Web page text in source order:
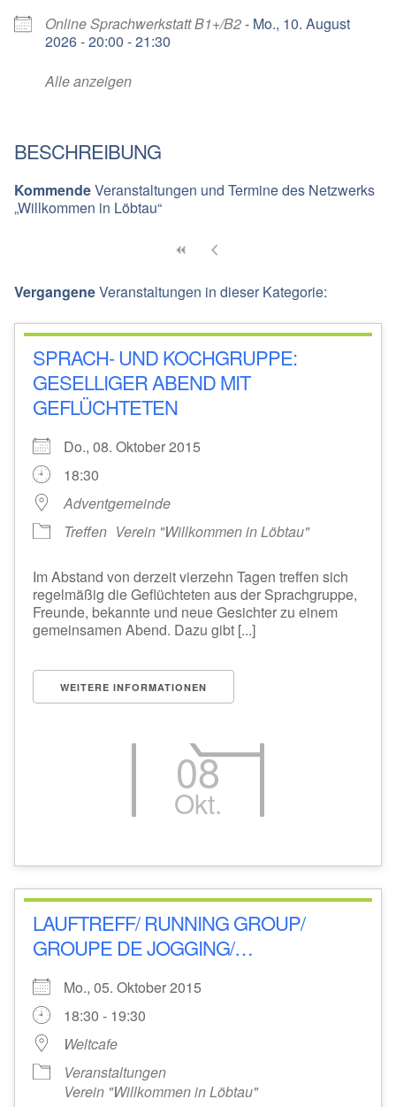
Online Sprachwerkstatt B1+/B2- Mo., 10. August
2026 - 20:00 - 21:30
Alle anzeigen
BESCHREIBUNG
KommendeVeranstaltungen und Termine des Netzwerks
„Willkommen in Löbtau“
VergangeneVeranstaltungen in dieser Kategorie:
08
Okt.
SPRACH- UND KOCHGRUPPE:
GESELLIGER ABEND MIT
GEFLÜCHTETEN
Do., 08. Oktober 2015
18:30
Adventgemeinde
Treffen Verein "Willkommen in Löbtau"
Im Abstand von derzeit vierzehn Tagen treffen sich
regelmäßig die Geflüchteten aus der Sprachgruppe,
Freunde, bekannte und neue Gesichter zu einem
gemeinsamen Abend. Dazu gibt [...]
WEITERE INFORMATIONEN
LAUFTREFF/ RUNNING GROUP/
GROUPE DE JOGGING/…
Mo., 05. Oktober 2015
18:30 - 19:30
Weltcafe
Veranstaltungen
Verein "Willkommen in Löbtau"